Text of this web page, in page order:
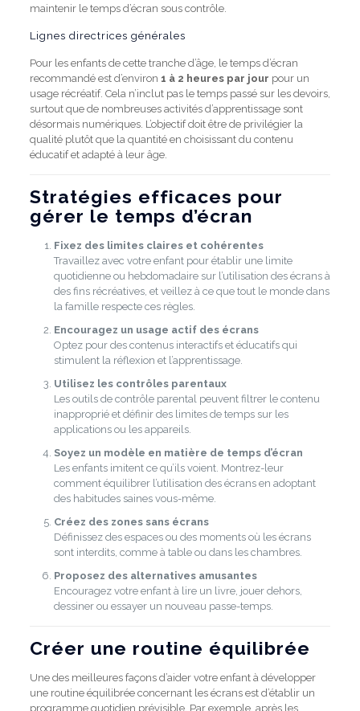
maintenir le temps d’écran sous contrôle.
Lignes directrices générales
Pour les enfants de cette tranche d’âge, le temps d’écran
recommandé est d’environ 1 à 2 heures par jour pour un
usage récréatif. Cela n’inclut pas le temps passé sur les devoirs,
surtout que de nombreuses activités d’apprentissage sont
désormais numériques. L’objectif doit être de privilégier la
qualité plutôt que la quantité en choisissant du contenu
éducatif et adapté à leur âge.
Stratégies efficaces pour
gérer le temps d’écran
Fixez des limites claires et cohérentes
Travaillez avec votre enfant pour établir une limite
quotidienne ou hebdomadaire sur l’utilisation des écrans à
des fins récréatives, et veillez à ce que tout le monde dans
la famille respecte ces règles.
Encouragez un usage actif des écrans
Optez pour des contenus interactifs et éducatifs qui
stimulent la réflexion et l’apprentissage.
Utilisez les contrôles parentaux
Les outils de contrôle parental peuvent filtrer le contenu
inapproprié et définir des limites de temps sur les
applications ou les appareils.
Soyez un modèle en matière de temps d’écran
Les enfants imitent ce qu’ils voient. Montrez-leur
comment équilibrer l’utilisation des écrans en adoptant
des habitudes saines vous-même.
Créez des zones sans écrans
Définissez des espaces ou des moments où les écrans
sont interdits, comme à table ou dans les chambres.
Proposez des alternatives amusantes
Encouragez votre enfant à lire un livre, jouer dehors,
dessiner ou essayer un nouveau passe-temps.
Créer une routine équilibrée
Une des meilleures façons d’aider votre enfant à développer
une routine équilibrée concernant les écrans est d’établir un
programme quotidien prévisible. Par exemple, après les